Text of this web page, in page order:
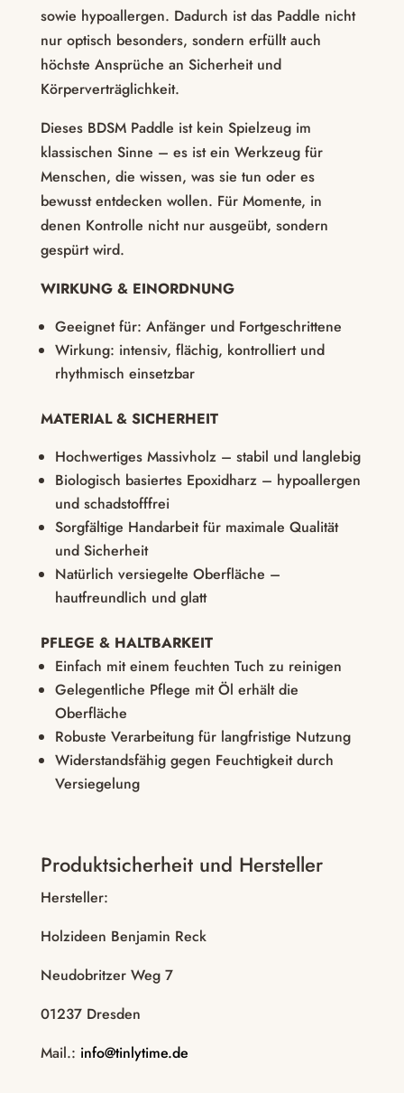
sowie hypoallergen. Dadurch ist das Paddle nicht
nur optisch besonders, sondern erfüllt auch
höchste Ansprüche an Sicherheit und
Körperverträglichkeit.
Dieses BDSM Paddle ist kein Spielzeug im
klassischen Sinne – es ist ein Werkzeug für
Menschen, die wissen, was sie tun oder es
bewusst entdecken wollen. Für Momente, in
denen Kontrolle nicht nur ausgeübt, sondern
gespürt wird.
WIRKUNG & EINORDNUNG
Geeignet für: Anfänger und Fortgeschrittene
Wirkung: intensiv, flächig, kontrolliert und
rhythmisch einsetzbar
MATERIAL & SICHERHEIT
Hochwertiges Massivholz – stabil und langlebig
Biologisch basiertes Epoxidharz – hypoallergen
und schadstofffrei
Sorgfältige Handarbeit für maximale Qualität
und Sicherheit
Natürlich versiegelte Oberfläche –
hautfreundlich und glatt
PFLEGE & HALTBARKEIT
Einfach mit einem feuchten Tuch zu reinigen
Gelegentliche Pflege mit Öl erhält die
Oberfläche
Robuste Verarbeitung für langfristige Nutzung
Widerstandsfähig gegen Feuchtigkeit durch
Versiegelung
Produktsicherheit und Hersteller
Hersteller:
Holzideen Benjamin Reck
Neudobritzer Weg 7
01237 Dresden
Mail.: info@tinlytime.de